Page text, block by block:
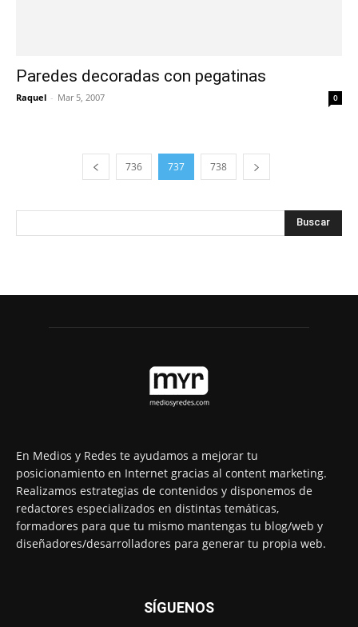
Paredes decoradas con pegatinas
Raquel - Mar 5, 2007 0
736 737 738
En Medios y Redes te ayudamos a mejorar tu
posicionamiento en Internet gracias al content marketing.
Realizamos estrategias de contenidos y disponemos de
redactores especializados en distintas temáticas,
formadores para que tu mismo mantengas tu blog/web y
diseñadores/desarrolladores para generar tu propia web.
SÍGUENOS